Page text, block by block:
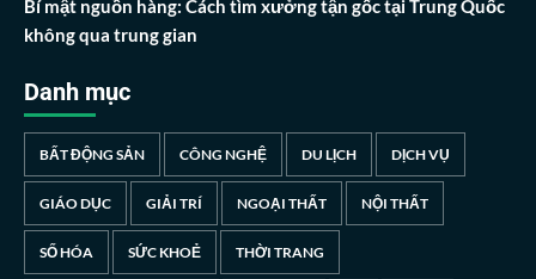
Bí mật nguồn hàng: Cách tìm xưởng tận gốc tại Trung Quốc
không qua trung gian
Danh mục
BẤT ĐỘNG SẢN CÔNG NGHỆ DU LỊCH DỊCH VỤ
GIÁO DỤC GIẢI TRÍ NGOẠI THẤT NỘI THẤT
SỐ HÓA SỨC KHOẺ THỜI TRANG